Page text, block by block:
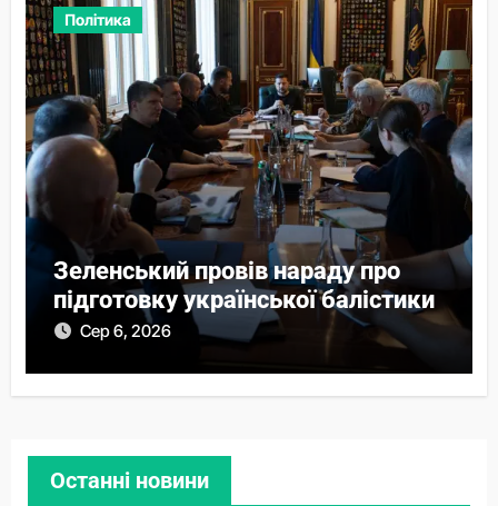
Політика
Зеленський провів нараду про
підготовку української балістики
Сер 6, 2026
Останні новини